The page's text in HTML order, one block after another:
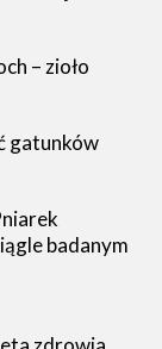
– zioło
gatunków
badanym